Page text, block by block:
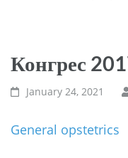
Конгрес
January 24, 2021
General opstetrics